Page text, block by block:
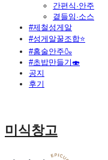
간편식·안주
곁들임·소스
#제철성게알
#성게알꿀조합⭐
#홈술안주🍶
#초밥만들기🍣
공지
후기
미식창고